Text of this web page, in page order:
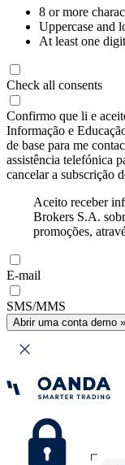
8 or more
Uppercase and
At least one
Check all consents
Confirmo que li e
Informação e
de base para me
assistência telefónica
cancelar a subscrição
Aceito receber
Brokers S.A.
promoções,
E-mail
SMS/MMS
Abrir uma conta demo »